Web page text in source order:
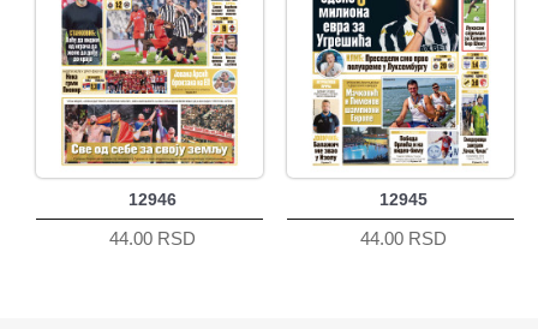
12946
44.00 RSD
12945
44.00 RSD